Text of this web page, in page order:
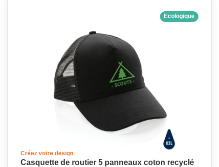
Ecologique
Créez votre design
Casquette de routier 5 panneaux coton recyclé